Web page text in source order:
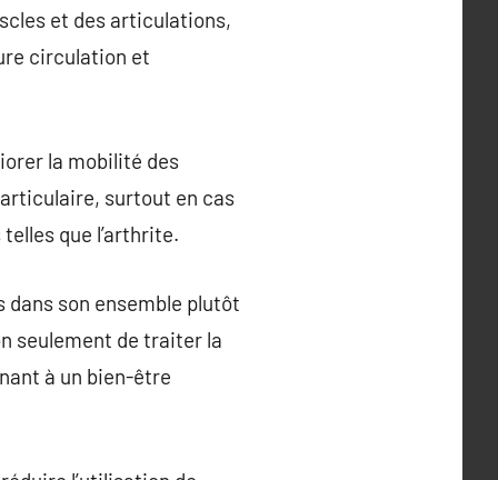
et des articulations,
circulation et
la mobilité des
surtout en cas
que l’arthrite.
son ensemble plutôt
seulement de traiter la
à un bien-être